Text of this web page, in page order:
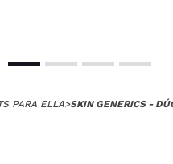
PARA ELLA>SKIN GENERICS -